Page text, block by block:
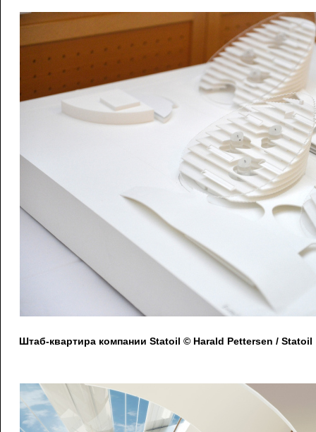
Штаб-квартира компании Statoil © Harald Pettersen / Statoil